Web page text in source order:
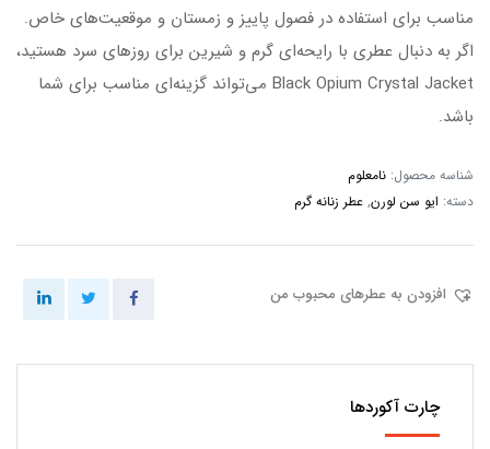
مناسب برای استفاده در فصول پاییز و زمستان و موقعیت‌های خاص.​
اگر به دنبال عطری با رایحه‌ای گرم و شیرین برای روزهای سرد هستید،
Black Opium Crystal Jacket می‌تواند گزینه‌ای مناسب برای شما
باشد.
شناسه محصول: نامعلوم
دسته: ایو سن لورن, عطر زنانه گرم
افزودن به عطرهای محبوب من
چارت آکوردها